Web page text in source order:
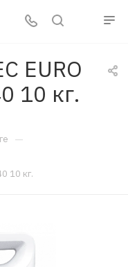
EURO
10 кг.
—
10 кг.